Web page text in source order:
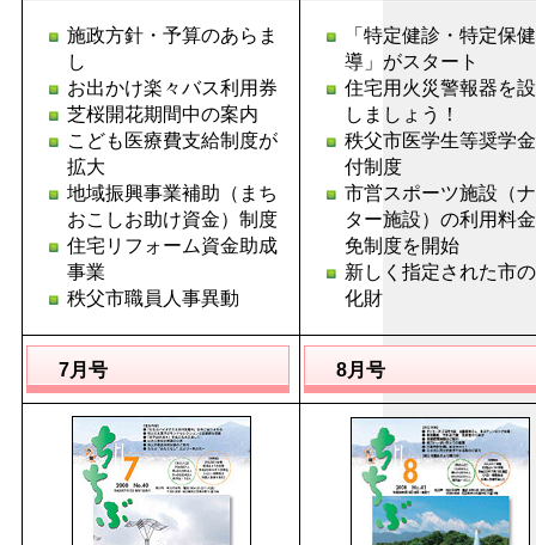
施政方針・予算のあらま
し
お出かけ楽々バス利用券
芝桜開花期間中の案内
こども医療費支給制度が
拡大
地域振興事業補助（まち
おこしお助け資金）制度
住宅リフォーム資金助成
事業
秩父市職員人事異動
「特定健診・特定保
導」がスタート
住宅用火災警報器を
しましょう！
秩父市医学生等奨学
付制度
市営スポーツ施設（
ター施設）の利用料
免制度を開始
新しく指定された市
化財
7月号 8月号